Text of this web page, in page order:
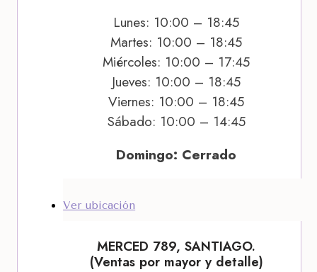
Lunes: 10:00 – 18:45
Martes: 10:00 – 18:45
Miércoles: 10:00 – 17:45
Jueves: 10:00 – 18:45
Viernes: 10:00 – 18:45
Sábado: 10:00 – 14:45
Domingo: Cerrado
Ver ubicación
MERCED 789, SANTIAGO.
(Ventas por mayor y detalle)